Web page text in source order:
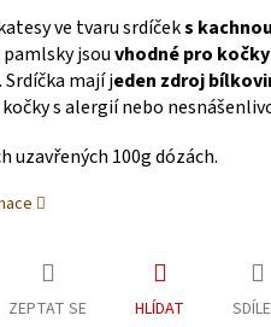
ve tvaru srdíčeks
jsouvhodné pro
. Srdíčka mají jeden zdroj
s alergií nebo
uzavřených 100g dózách.
ZEPTAT SE HLÍDAT